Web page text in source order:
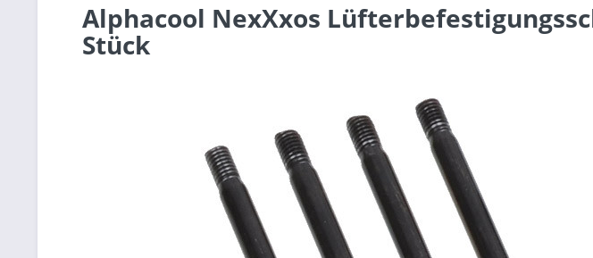
Alphacool NexXxos
Stück